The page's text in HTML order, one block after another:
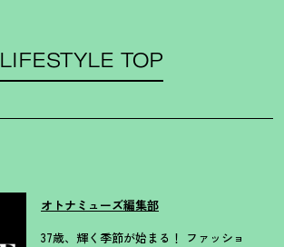
LIFESTYLE TOP
オトナミューズ編集部
37歳、輝く季節が始まる！ ファッショ